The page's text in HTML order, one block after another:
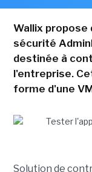
Wallix
sécurité
destinée à
l'entreprise.
forme d'une
Solution de